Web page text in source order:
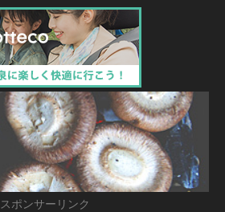
スポンサーリンク